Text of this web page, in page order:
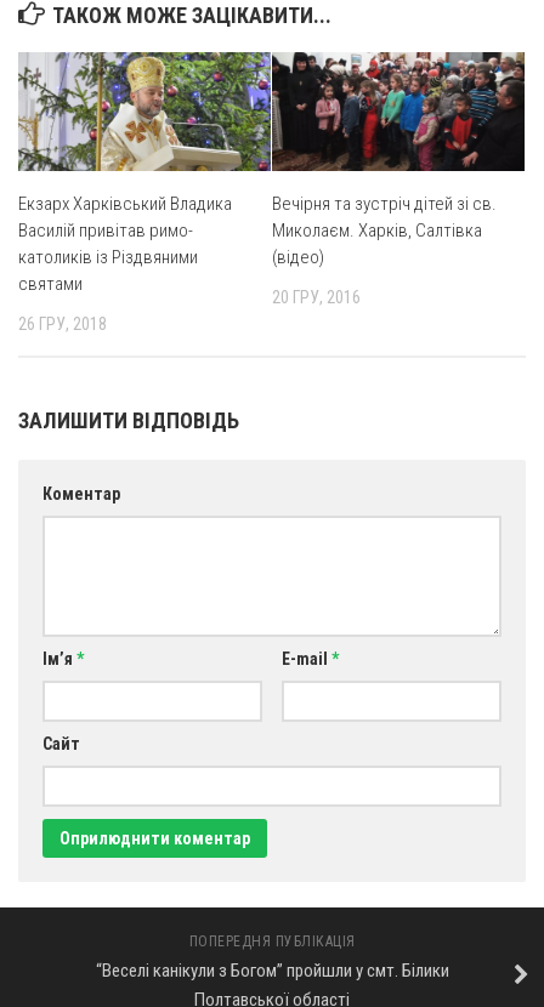
ТАКОЖ МОЖЕ ЗАЦІКАВИТИ...
Екзарх Харківський Владика
Василій привітав римо-
католиків із Різдвяними
святами
26 ГРУ, 2018
Вечірня та зустріч дітей зі св.
Миколаєм. Харків, Салтівка
(відео)
20 ГРУ, 2016
ЗАЛИШИТИ ВІДПОВІДЬ
Коментар
Ім’я * E-mail *
Сайт
ПОПЕРЕДНЯ ПУБЛІКАЦІЯ
“Веселі канікули з Богом” пройшли у смт. Білики
Полтавської області